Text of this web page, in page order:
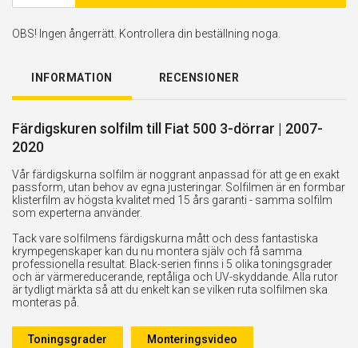
OBS! Ingen ångerrätt. Kontrollera din beställning noga.
INFORMATION RECENSIONER
Färdigskuren solfilm till Fiat 500 3-dörrar | 2007-
2020
Vår färdigskurna solfilm är noggrant anpassad för att ge en exakt
passform, utan behov av egna justeringar. Solfilmen är en formbar
klisterfilm av högsta kvalitet med 15 års garanti - samma solfilm
som experterna använder.
Tack vare solfilmens färdigskurna mått och dess fantastiska
krympegenskaper kan du nu montera själv och få samma
professionella resultat. Black-serien finns i 5 olika toningsgrader
och är värmereducerande, reptåliga och UV-skyddande. Alla rutor
är tydligt märkta så att du enkelt kan se vilken ruta solfilmen ska
monteras på.
Toningsgrader Monteringsvideo